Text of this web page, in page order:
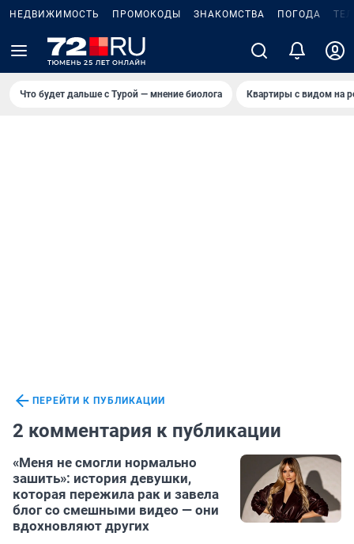
НЕДВИЖИМОСТЬ ПРОМОКОДЫ ЗНАКОМСТВА ПОГОДА
Что будет дальше с Турой — мнение биолога Квартиры с видом на
ПЕРЕЙТИ К ПУБЛИКАЦИИ
2 комментария к публикации
«Меня не смогли нормально
зашить»: история девушки,
которая пережила рак и завела
блог со смешными видео — они
вдохновляют других